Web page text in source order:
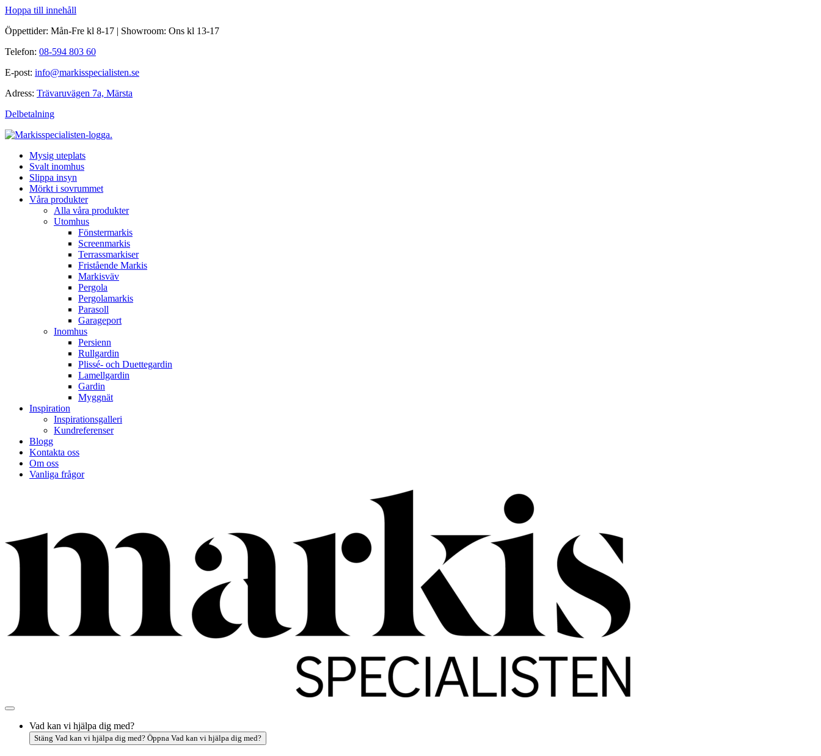
Hoppa till innehåll
Öppettider: Mån-Fre kl 8-17 | Showroom: Ons kl 13-17
Telefon: 08-594 803 60
E-post: info@markisspecialisten.se
Adress: Trävaruvägen 7a, Märsta
Delbetalning
Mysig uteplats
Svalt inomhus
Slippa insyn
Mörkt i sovrummet
Våra produkter
Alla våra produkter
Utomhus
Fönstermarkis
Screenmarkis
Terrassmarkiser
Fristående Markis
Markisväv
Pergola
Pergolamarkis
Parasoll
Garageport
Inomhus
Persienn
Rullgardin
Plissé- och Duettegardin
Lamellgardin
Gardin
Myggnät
Inspiration
Inspirationsgalleri
Kundreferenser
Blogg
Kontakta oss
Om oss
Vanliga frågor
Vad kan vi hjälpa dig med?
Stäng Vad kan vi hjälpa dig med? Öppna Vad kan vi hjälpa dig med?